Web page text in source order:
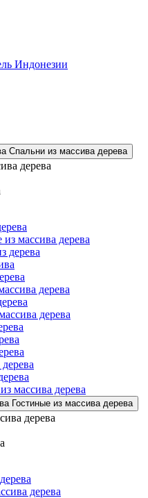
Индонезии
Спальни из массива дерева
массива дерева
дерева
дерева
дерева
массива дерева
Гостиные из массива дерева
дерева